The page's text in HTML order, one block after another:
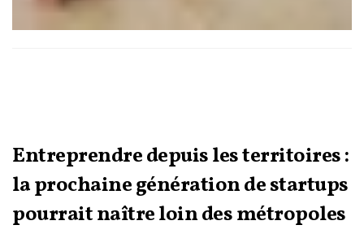
Entreprendre depuis les territoires :
la prochaine génération de startups
pourrait naître loin des métropoles